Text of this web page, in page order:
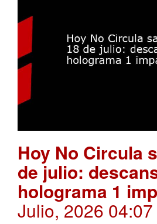
Hoy No Circula
de julio:
holograma 1
Julio, 2026 04:07